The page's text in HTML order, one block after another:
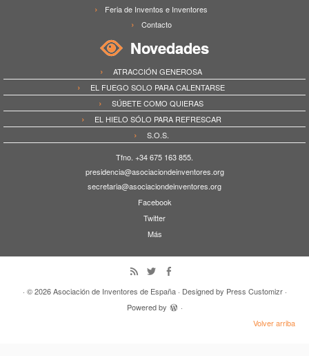
Feria de Inventos e Inventores
Contacto
Novedades
ATRACCIÓN GENEROSA
EL FUEGO SOLO PARA CALENTARSE
SÚBETE COMO QUIERAS
EL HIELO SÓLO PARA REFRESCAR
S.O.S.
Tfno. +34 675 163 855.
presidencia@asociaciondeinventores.org
secretaria@asociaciondeinventores.org
Facebook
Twitter
Más
· © 2026Asociación de Inventores de España· Designed by Press Customizr·
Powered by
·
Volver arriba